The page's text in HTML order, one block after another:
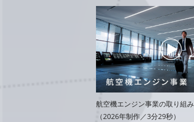
航空機エンジン事業の取り組み
（2026年制作／3分29秒）